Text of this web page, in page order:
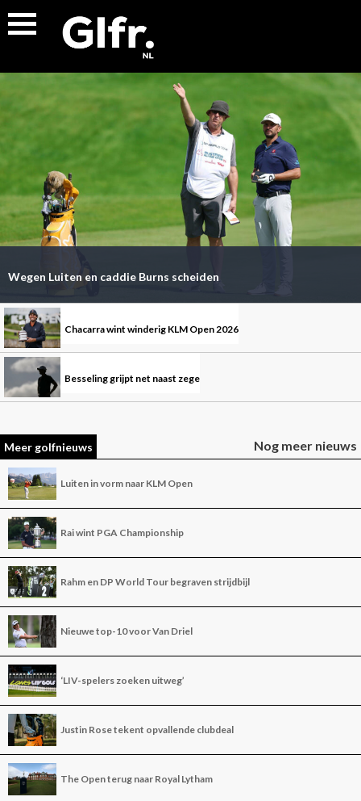
Wegen Luiten en caddie Burns scheiden
Chacarra wint winderig KLM Open 2026
Besseling grijpt net naast zege
Meer golfnieuws Nog meer nieuws
Luiten in vorm naar KLM Open
Rai wint PGA Championship
Rahm en DP World Tour begraven strijdbijl
Nieuwe top-10 voor Van Driel
‘LIV-spelers zoeken uitweg’
Justin Rose tekent opvallende clubdeal
The Open terug naar Royal Lytham